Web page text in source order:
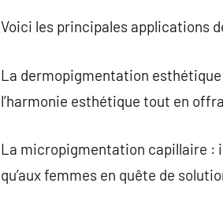
Voici les principales applications
La dermopigmentation
l’harmonie esthétique tout en
La micropigmentation capillaire :
qu’aux femmes en quête de